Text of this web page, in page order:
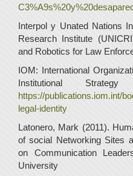
Interpol y Unated Nations
Research Institute
and Robotics for Law
IOM: International
Institutional
https://publications.iom.int/
legal-identity
Latonero, Mark (2011).
of social Networking Sites
on Communication
University